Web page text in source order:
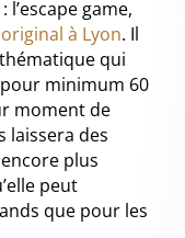
game,
à Lyon. Il
qui
minimum 60
moment de
laissera des
plus
peut
que pour les